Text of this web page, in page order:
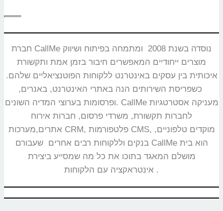
חברת CallMe נוסדה בשנת 2008 ומתמחה בפיתוח ושיווק
מוצרים ייחודיים המאפשרים חיבור בזמן אמת ותקשורת
איכותית בין עסקים באינטרנט ללקוחות הפוטנציאליים שלהם.
כשפריסת השירותים הנה באתרי האינטרנט, באנרים,
ופרסומות בערוצי המדיה השונים. CallMe מעניקה אסטרטגיות
לחברות תקשורת, משרדי פרסום, חברות אירוח
אתרים,מערכות CRM, פלטפורמות CMS, מוקדים טלפוניים,
בנקים וללקוחות רבים אחרים שעבורם CallMe הוא בית
מושלם המאגד בתוכו את כל מה שמסייע ביצירת
אינטראקציה עם הלקוחות.